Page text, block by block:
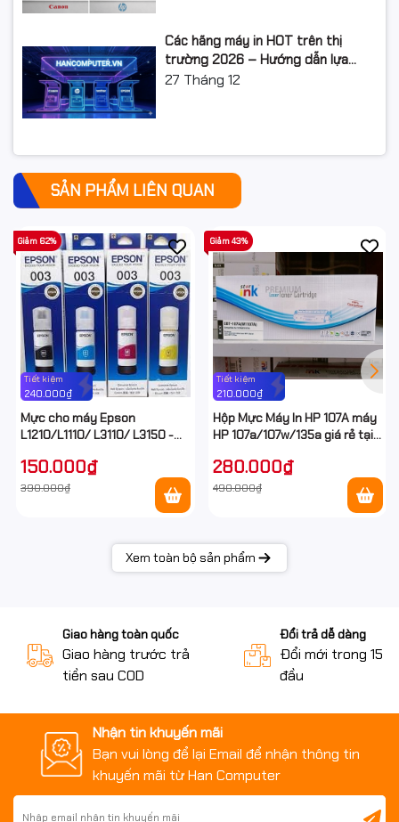
Các hãng máy in HOT trên thị
trường 2026 – Hướng dẫn lựa
chọn và so sánh chi tiết
27 Tháng 12
SẢN PHẨM LIÊN QUAN
Tiết kiệm
240.000₫
Giảm 62%
Mực cho máy Epson
L1210/L1110/ L3110/ L3150 -
150.000₫
390.000₫
Tiết kiệm
210.000₫
Giảm 43%
Hộp Mực Máy In HP 107A máy
HP 107a/107w/135a giá rẻ tại
280.000₫
490.000₫
Xem toàn bộ sản phẩm
Giao hàng toàn quốc
Giao hàng trước trả
tiền sau COD
Đổi trả dễ dàng
Đổi mới trong 15
đầu
Nhận tin khuyến mãi
Bạn vui lòng để lại Email để nhận thông tin
khuyến mãi từ Han Computer